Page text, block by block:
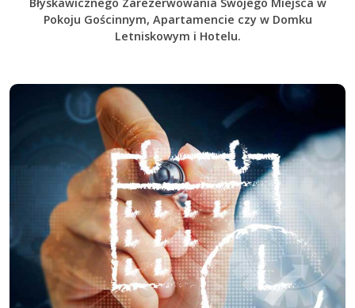
Pokoju Gościnnym, Apartamencie czy w Domku
Letniskowym i Hotelu.